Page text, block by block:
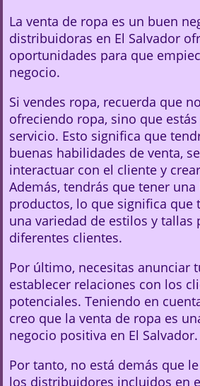
La venta de ropa es un buen
distribuidoras en El Salvador
oportunidades para que
negocio.
Si vendes ropa, recuerda que
ofreciendo ropa, sino que
servicio. Esto significa que
buenas habilidades de venta,
interactuar con el cliente y
Además, tendrás que tener
productos, lo que significa que
una variedad de estilos y tallas
diferentes clientes.
Por último, necesitas anunciar
establecer relaciones con los
potenciales. Teniendo en
creo que la venta de ropa es
negocio positiva en El Salvador.
Por tanto, no está demás que
los distribuidores incluidos en